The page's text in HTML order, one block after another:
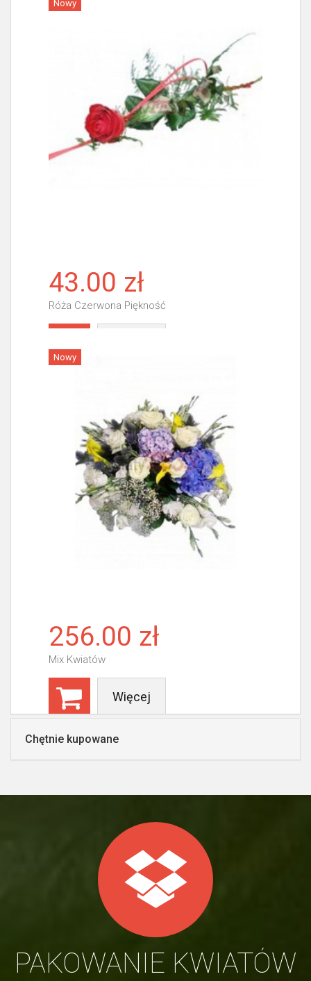
Nowy
43.00 zł
Róża Czerwona Piękność
Nowy
256.00 zł
Mix Kwiatów
Więcej
Chętnie kupowane
PAKOWANIE KWIATÓW